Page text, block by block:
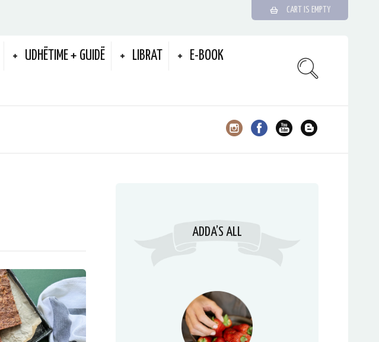
CART IS EMPTY
UDHËTIME + GUIDË LIBRAT E-BOOK
ADDA’S ALL